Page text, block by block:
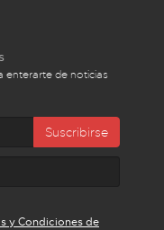
enterarte de noticias
Suscribirse
y Condiciones de